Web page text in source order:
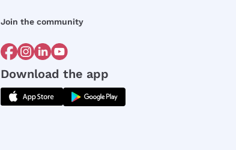
Join the community
Download the app